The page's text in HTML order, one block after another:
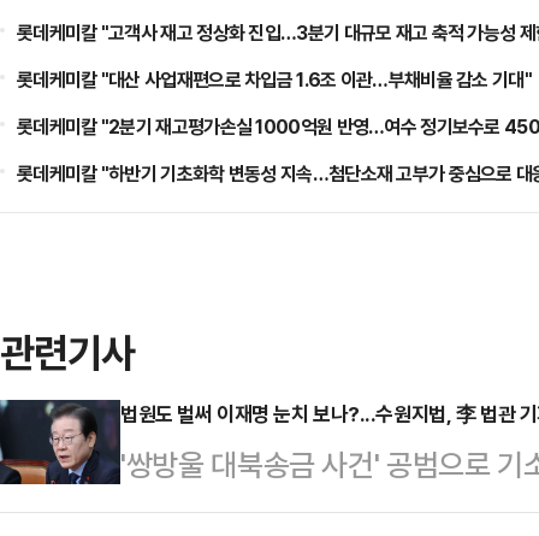
롯데케미칼 "고객사 재고 정상화 진입…3분기 대규모 재고 축적 가능성
롯데케미칼 "대산 사업재편으로 차입금 1.6조 이관…부채비율 감소 기대"
롯데케미칼 "2분기 재고평가손실 1000억원 반영…여수 정기보수로
롯데케미칼 "하반기 기초화학 변동성 지속…첨단소재 고부가 중심으로 대
관련기사
법원도 벌써 이재명 눈치 보나?...수원지법, 李 법관
'쌍방울 대북송금 사건' 공범으로
기한 법관 기피 신청이 법원에서 받